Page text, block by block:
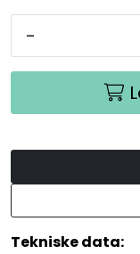
-
Tekniske data: